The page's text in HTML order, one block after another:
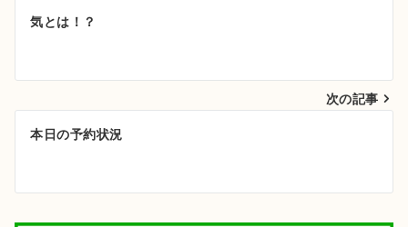
投
ビ
ゲ
シ
気とは！？
次の記事
本日の予約状況